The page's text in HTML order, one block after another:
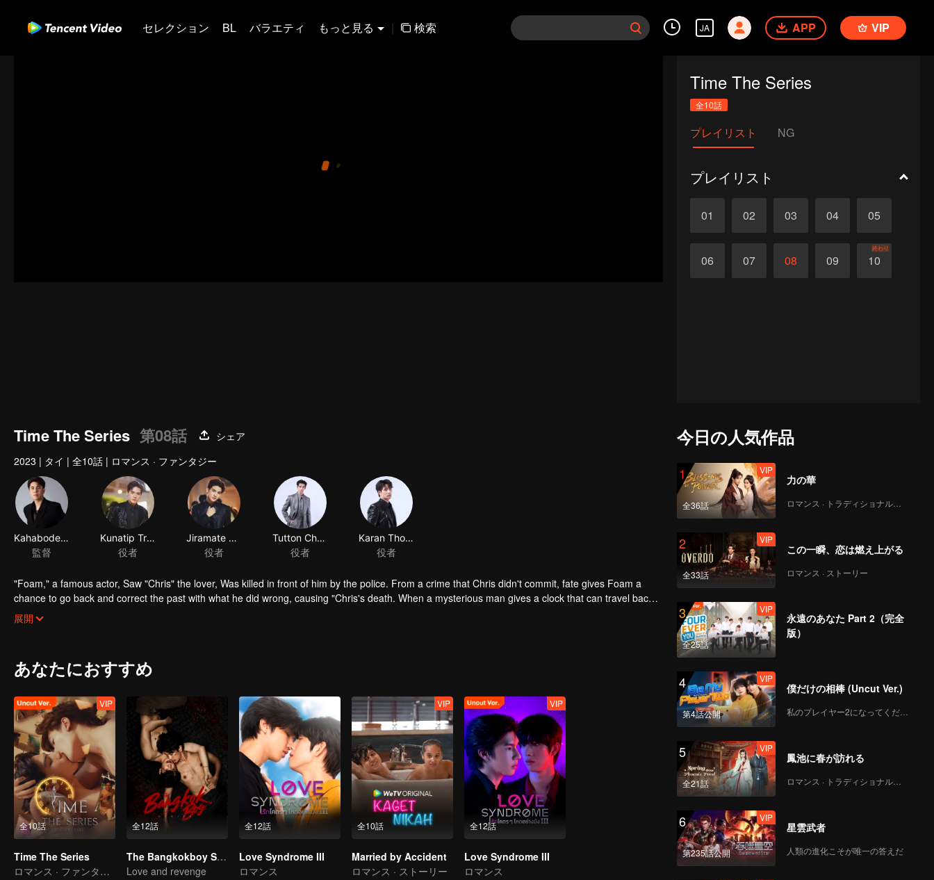
セレクション BL バラエティ もっと見る | 検索 JA APP VIP
Time The Series
全10話
プレイリスト NG
プレイリスト
01 02 03 04 05
06 07 08 09 10
終わり
Time The Series 第08話
シェア
2023 | タイ | 全10話 | ロマンス · ファンタジー
Kahabodee Kaljareuk
監督
Kunatip Trakarnchan
役者
Jiramate Chu
役者
Tutton Cherdchumalaikit
役者
Karan Thongphan
役者
"Foam," a famous actor, Saw "Chris" the lover, Was killed in front of him by the police. From a crime that Chris didn't commit, fate gives Foam a
chance to go back and correct the past with what he did wrong, causing "Chris's death. When a mysterious man gives a clock that can travel back
in time to "Foam," will Foam be able to fix the past and save a lover's life? Only time will prove it!
展開
あなたにおすすめ
全10話
VIP
Time The Series
ロマンス · ファンタジー
全12話
The Bangkokboy Series
Love and revenge
全12話
Love Syndrome III
ロマンス
全10話
VIP
Married by Accident
ロマンス · ストーリー
全12話
VIP
Love Syndrome III
ロマンス
今日の人気作品
1
全36話
VIP
力の華
ロマンス · トラディショナル・コスチューム
2
全33話
VIP
この一瞬、恋は燃え上がる
ロマンス · ストーリー
3
全25話
VIP
永遠のあなた Part 2（完全
版）
4
第4話公開
VIP
僕だけの相棒 (Uncut Ver.)
私のプレイヤー2になってください
5
全21話
VIP
鳳池に春が訪れる
ロマンス · トラディショナル・コスチューム
6
第235話公開
VIP
星雲武者
人類の進化こそが唯一の答えだ